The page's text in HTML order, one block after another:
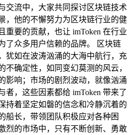
交流中，大家共同探讨区块链技术
，他的不懈努力为区块链行业的健
重要的贡献，也让 imToken 在行业
了众多用户信赖的品牌。 区块链
犹如在波涛汹涌的大海中航行，充
不确定性，如同变幻莫测的风云，
影响；市场的剧烈波动，就像汹涌
者，这些因素都给 imToken 带来了
持着坚定如磐的信念和冷静沉着的
船长，带领团队积极应对各种困
烈的市场中，只有不断创新、勇敢